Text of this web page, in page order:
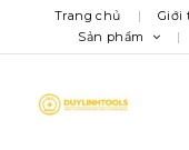
Trang chủ Giới
Sản phẩm